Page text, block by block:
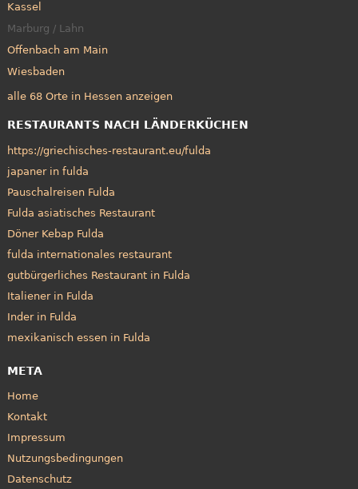
Kassel
Marburg / Lahn
Offenbach am Main
Wiesbaden
alle 68 Orte in Hessen anzeigen
RESTAURANTS NACH LÄNDERKÜCHEN
https://griechisches-restaurant.eu/fulda
japaner in fulda
Pauschalreisen Fulda
Fulda asiatisches Restaurant
Döner Kebap Fulda
fulda internationales restaurant
gutbürgerliches Restaurant in Fulda
Italiener in Fulda
Inder in Fulda
mexikanisch essen in Fulda
META
Home
Kontakt
Impressum
Nutzungsbedingungen
Datenschutz